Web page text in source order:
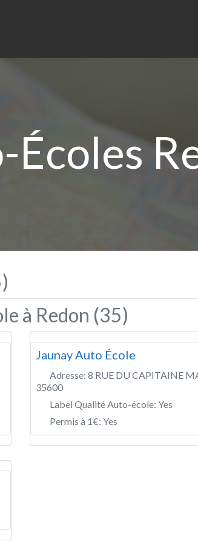
à Redon (35)
Jaunay Auto École
Adresse: 8 RUE DU CAPITAINE
35600
Label Qualité Auto-école: Yes
Permis à 1€: Yes